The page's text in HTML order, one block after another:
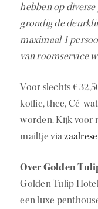
hebben op
grondig de
maximaal 1
van roomservice
Voor slechts €
koffie, thee, Cé-
worden. Kijk voor
mailtje via
Over Golden
Golden Tulip
een luxe